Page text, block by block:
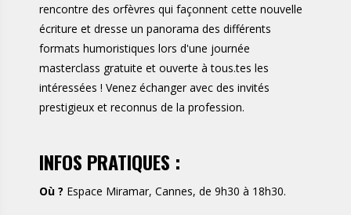
rencontre des orfèvres qui façonnent cette nouvelle
écriture et dresse un panorama des différents
formats humoristiques lors d'une journée
masterclass gratuite et ouverte à tous.tes les
intéressées ! Venez échanger avec des invités
prestigieux et reconnus de la profession.
INFOS PRATIQUES :
Où ? Espace Miramar, Cannes, de 9h30 à 18h30.